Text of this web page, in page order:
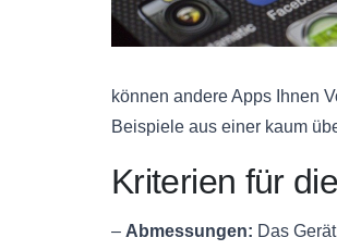
können andere Apps Ihnen
Beispiele aus einer kaum
Kriterien für
– Abmessungen: Das